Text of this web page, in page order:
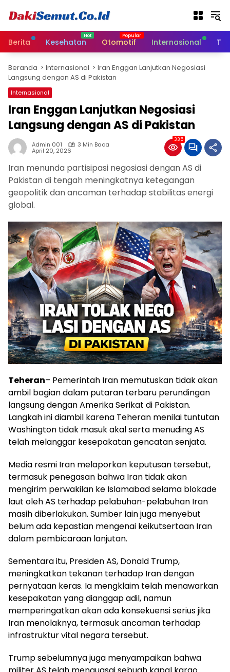
Berita Kesehatan Otomotif Internasional
Beranda Internasional
Iran Enggan Lanjutkan Negosiasi
Langsung dengan AS di Pakistan
Internasional
Iran Enggan Lanjutkan Negosiasi
Langsung dengan AS di Pakistan
Admin 001 3 Min Baca
April 20, 2026
335
Iran menunda partisipasi negosiasi dengan AS di
Pakistan di tengah meningkatnya ketegangan
geopolitik dan ancaman terhadap stabilitas energi
global.
Teheran– Pemerintah Iran memutuskan tidak akan
ambil bagian dalam putaran terbaru perundingan
langsung dengan Amerika Serikat di Pakistan.
Langkah ini diambil karena Teheran menilai tuntutan
Washington tidak masuk akal serta menuding AS
telah melanggar kesepakatan gencatan senjata.
Media resmi Iran melaporkan keputusan tersebut,
termasuk penegasan bahwa Iran tidak akan
mengirim perwakilan ke Islamabad selama blokade
laut oleh AS terhadap pelabuhan-pelabuhan Iran
masih diberlakukan. Sumber lain juga menyebut
belum ada kepastian mengenai keikutsertaan Iran
dalam pembicaraan lanjutan.
Sementara itu, Presiden AS, Donald Trump,
meningkatkan tekanan terhadap Iran dengan
pernyataan keras. Ia mengklaim telah menawarkan
kesepakatan yang dianggap adil, namun
memperingatkan akan ada konsekuensi serius jika
Iran menolaknya, termasuk ancaman terhadap
infrastruktur vital negara tersebut.
Trump sebelumnya juga menyampaikan bahwa